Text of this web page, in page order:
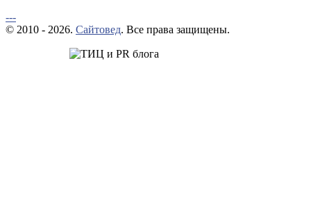
---
© 2010 - 2026. Сайтовед. Все права защищены.